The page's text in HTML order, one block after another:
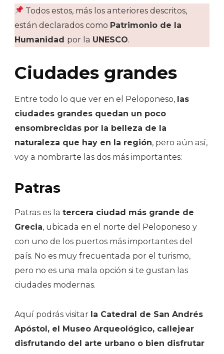
Todos estos, más los anteriores descritos,
están declarados como Patrimonio de la
Humanidad por la UNESCO.
Ciudades grandes
Entre todo lo que ver en el Peloponeso, las
ciudades grandes quedan un poco
ensombrecidas por la belleza de la
naturaleza que hay en la región, pero aún así,
voy a nombrarte las dos más importantes:
Patras
Patras es la tercera ciudad más grande de
Grecia, ubicada en el norte del Peloponeso y
con uno de los puertos más importantes del
país. No es muy frecuentada por el turismo,
pero no es una mala opción si te gustan las
ciudades modernas.
Aquí podrás visitar la Catedral de San Andrés
Apóstol, el Museo Arqueológico, callejear
disfrutando del arte urbano o bien disfrutar